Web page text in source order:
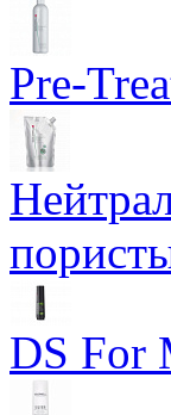
Pre-
DS For